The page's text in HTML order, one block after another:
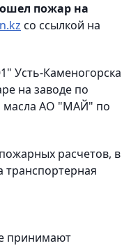
пожар на
со ссылкой на
Усть-Каменогорска
на заводе по
масла АО "МАЙ" по
расчетов, в
транспортерная
принимают